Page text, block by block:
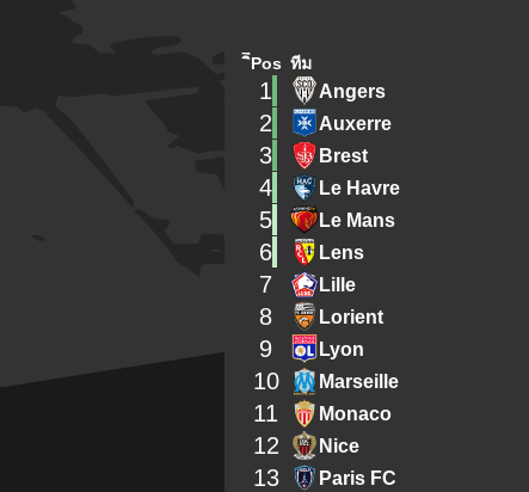
ิีPos ทีม
1 Angers
2 Auxerre
3 Brest
4 Le Havre
5 Le Mans
6 Lens
7 Lille
8 Lorient
9 Lyon
10 Marseille
11 Monaco
12 Nice
13 Paris FC